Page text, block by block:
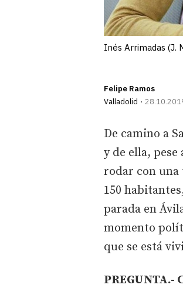
Inés Arrimadas (J.
Felipe Ramos
Valladolid
De camino a
y de ella,
rodar con una
150
parada en
momento
que se está